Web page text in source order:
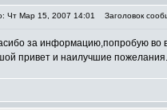
Чт Мар 15, 2007 14:01 Заголовок
за информацию,попробую во
привет и наилучшие пожелания.